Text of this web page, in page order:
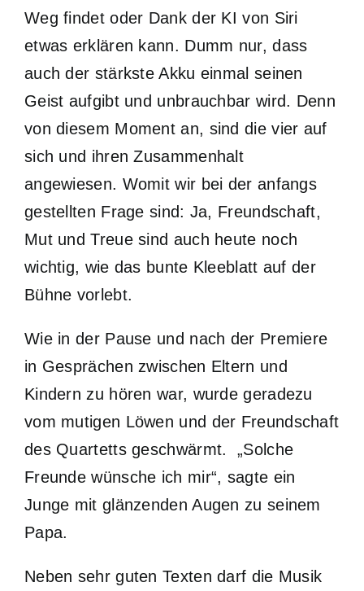
Weg findet oder Dank der KI von Siri
etwas erklären kann. Dumm nur, dass
auch der stärkste Akku einmal seinen
Geist aufgibt und unbrauchbar wird. Denn
von diesem Moment an, sind die vier auf
sich und ihren Zusammenhalt
angewiesen. Womit wir bei der anfangs
gestellten Frage sind: Ja, Freundschaft,
Mut und Treue sind auch heute noch
wichtig, wie das bunte Kleeblatt auf der
Bühne vorlebt.
Wie in der Pause und nach der Premiere
in Gesprächen zwischen Eltern und
Kindern zu hören war, wurde geradezu
vom mutigen Löwen und der Freundschaft
des Quartetts geschwärmt. „Solche
Freunde wünsche ich mir“, sagte ein
Junge mit glänzenden Augen zu seinem
Papa.
Neben sehr guten Texten darf die Musik